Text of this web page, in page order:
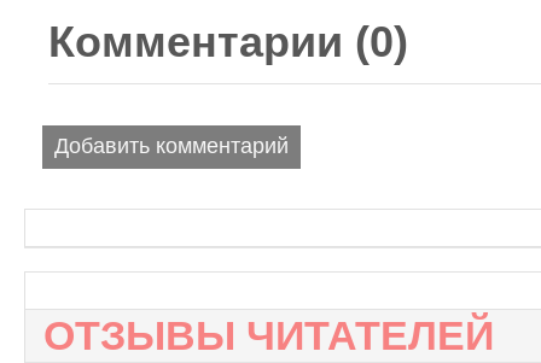
Комментарии (0)
Добавить комментарий
ОТЗЫВЫ ЧИТАТЕЛЕЙ